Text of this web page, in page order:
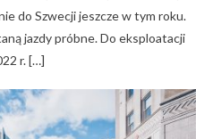
do Szwecji jeszcze w tym roku.
jazdy próbne. Do eksploatacji
r. […]